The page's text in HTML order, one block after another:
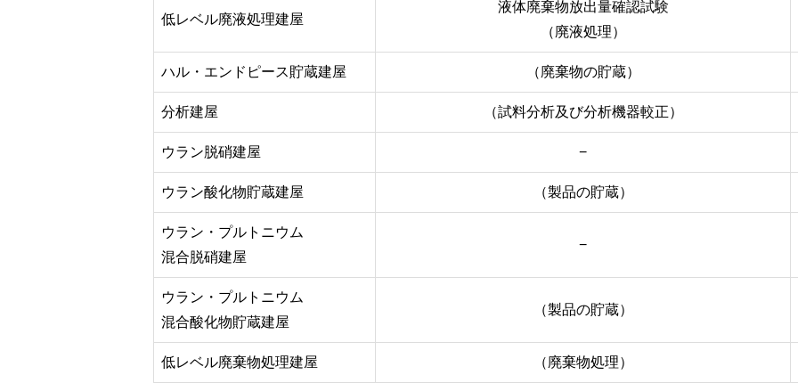
低レベル廃液処理建屋
液体廃棄物放出量確認試験
（廃液処理）
ハル・エンドピース貯蔵建屋 （廃棄物の貯蔵）
分析建屋 （試料分析及び分析機器較正）
ウラン脱硝建屋 −
ウラン酸化物貯蔵建屋 （製品の貯蔵）
ウラン・プルトニウム
混合脱硝建屋
−
ウラン・プルトニウム
混合酸化物貯蔵建屋
（製品の貯蔵）
低レベル廃棄物処理建屋 （廃棄物処理）